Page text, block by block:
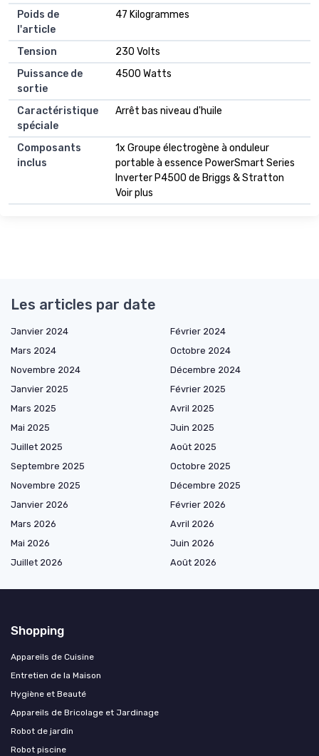
Poids de
l'article
47 Kilogrammes
Tension
230 Volts
Puissance de
sortie
4500 Watts
Caractéristique
spéciale
Arrêt bas niveau d'huile
Composants
inclus
1x Groupe électrogène à onduleur
portable à essence PowerSmart Series
Inverter P4500 de Briggs & Stratton
Voir plus
Les articles par date
Janvier 2024
Février 2024
Mars 2024
Octobre 2024
Novembre 2024
Décembre 2024
Janvier 2025
Février 2025
Mars 2025
Avril 2025
Mai 2025
Juin 2025
Juillet 2025
Août 2025
Septembre 2025
Octobre 2025
Novembre 2025
Décembre 2025
Janvier 2026
Février 2026
Mars 2026
Avril 2026
Mai 2026
Juin 2026
Juillet 2026
Août 2026
Shopping
Appareils de Cuisine
Entretien de la Maison
Hygiène et Beauté
Appareils de Bricolage et Jardinage
Robot de jardin
Robot piscine